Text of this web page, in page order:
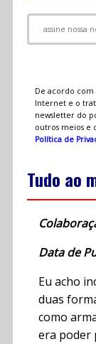
De acordo com
Internet e o
newsletter do
outros meios e
Política de
Tudo ao
Data de
Eu acho
duas
como
era poder